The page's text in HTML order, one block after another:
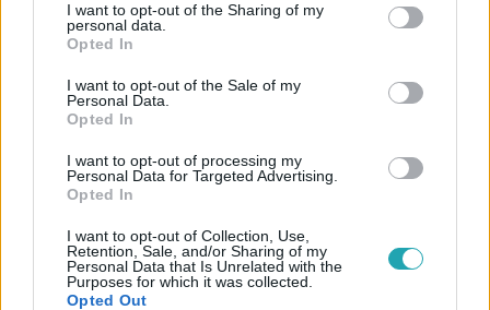
not limited to your visit or usage behaviour. You may click to
grant or deny consent to Google and its third-party tags to
use your data for below specified purposes in below Google
consent section.
I want to opt-out of the Sharing of my
personal data.
Opted In
I want to opt-out of the Sale of my
Personal Data.
Opted In
I want to opt-out of processing my
Personal Data for Targeted Advertising.
Opted In
I want to opt-out of Collection, Use,
Retention, Sale, and/or Sharing of my
Personal Data that Is Unrelated with the
Purposes for which it was collected.
Opted Out
2025. március 26. 21:03
Az 5 Arany Gyűrű memóriafeladványa 1,7 milliót
Az 5 Arany Gyűrű döntőjében memóriajáték döntött a
győztesek sorsáról! Kik vihették haza a nyereményt?
Nézd meg a videónkat és kiderül!